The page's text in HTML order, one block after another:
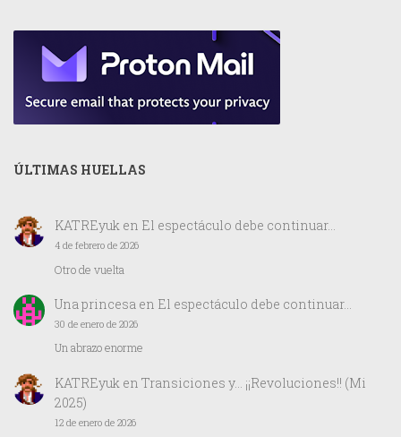
ÚLTIMAS HUELLAS
KATREyuken El espectáculo debe continuar…
4 de febrero de 2026
Otro de vuelta
Una princesaen El espectáculo debe continuar…
30 de enero de 2026
Un abrazo enorme
KATREyuk en Transiciones y… ¡¡Revoluciones!! (Mi
2025)
12 de enero de 2026